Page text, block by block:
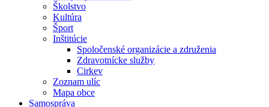
Školstvo
Kultúra
Šport
Inštitúcie
Spoločenské organizácie a združenia
Zdravotnícke služby
Cirkev
Zoznam ulíc
Mapa obce
Samospráva